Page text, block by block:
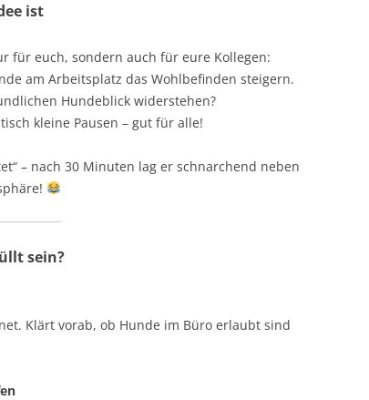
ist
für euch, sondern auch für eure Kollegen:
am Arbeitsplatz das Wohlbefinden steigern.
Hundeblick widerstehen?
kleine Pausen – gut für alle!
– nach 30 Minuten lag er schnarchend neben
sein?
Klärt vorab, ob Hunde im Büro erlaubt sind